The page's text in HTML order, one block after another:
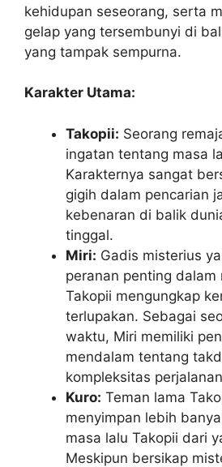
kehidupan seseorang, serta
gelap yang tersembunyi di
yang tampak sempurna.
Karakter Utama:
Takopii: Seorang
ingatan tentang masa
Karakternya sangat
gigih dalam pencarian
kebenaran di balik
tinggal.
Miri: Gadis misterius
peranan penting dalam
Takopii mengungkap
terlupakan. Sebagai
waktu, Miri memiliki
mendalam tentang
kompleksitas
Kuro: Teman lama
menyimpan lebih
masa lalu Takopii dari
Meskipun bersikap